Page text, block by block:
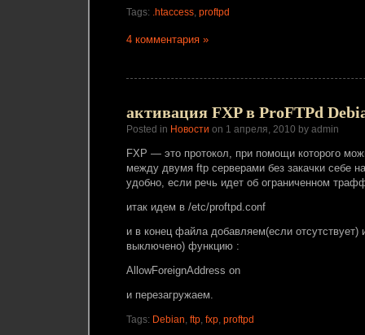
Tags: .htaccess, proftpd
4 комментария »
активация FXP в ProFTPd
Posted in Новости on 1 апреля, 2010 by admin
FXP — это протокол, при помощи которого
между двумя ftp серверами без закачки себе
удобно, если речь идет об ограниченном
итак идем в /etc/proftpd.conf
и в конец файла добавляем(если
выключено) функцию :
AllowForeignAddress on
и перезагружаем.
Tags: Debian, ftp, fxp, proftpd